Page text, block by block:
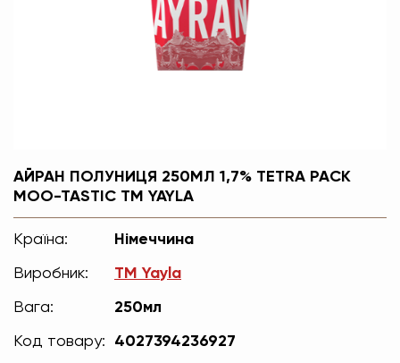
АЙРАН ПОЛУНИЦЯ 250МЛ 1,7% TETRA PACK
MOO-TASTIC ТМ YAYLA
Країна: Німеччина
Виробник: ТМ Yayla
Вага: 250мл
Код товару: 4027394236927